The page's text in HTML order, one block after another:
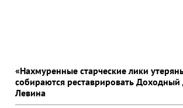
«Нахмуренные старческие лики
собираются реставрировать
Левина